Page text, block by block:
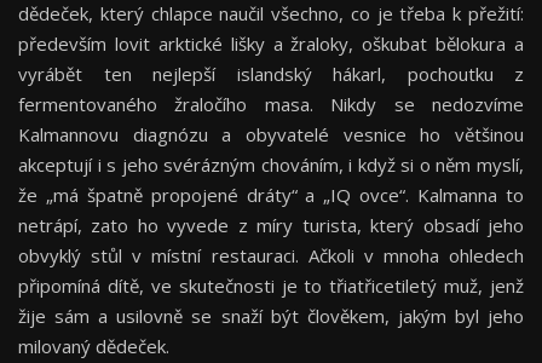
dědeček, který chlapce naučil všechno, co je třeba k přežití:
především lovit arktické lišky a žraloky, oškubat bělokura a
vyrábět ten nejlepší islandský hákarl, pochoutku z
fermentovaného žraločího masa. Nikdy se nedozvíme
Kalmannovu diagnózu a obyvatelé vesnice ho většinou
akceptují i s jeho svérázným chováním, i když si o něm myslí,
že „má špatně propojené dráty“ a „IQ ovce“. Kalmanna to
netrápí, zato ho vyvede z míry turista, který obsadí jeho
obvyklý stůl v místní restauraci. Ačkoli v mnoha ohledech
připomíná dítě, ve skutečnosti je to třiatřicetiletý muž, jenž
žije sám a usilovně se snaží být člověkem, jakým byl jeho
milovaný dědeček.